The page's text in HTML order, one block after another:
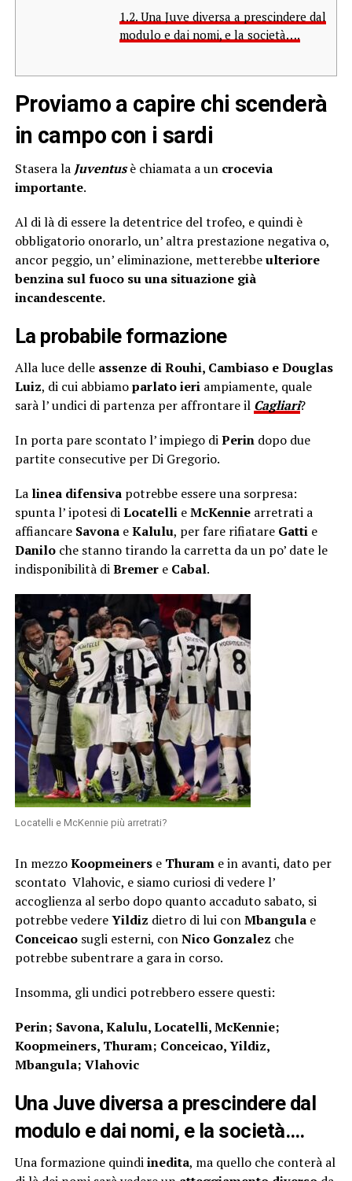
1.2. Una Juve diversa a prescindere dal
modulo e dai nomi, e la società….
Proviamo a capire chi scenderà
in campo con i sardi
Stasera la Juventusè chiamata a un crocevia
importante.
Al di là di essere la detentrice del trofeo, e quindi è
obbligatorio onorarlo, un’ altra prestazione negativa o,
ancor peggio, un’ eliminazione, metterebbeulteriore
benzina sul fuoco su una situazione già
incandescente.
La probabile formazione
Alla luce delle assenze di Rouhi, Cambiaso e Douglas
Luiz, di cui abbiamoparlato ieriampiamente, quale
sarà l’ undici di partenza per affrontare il Cagliari?
In porta pare scontato l’ impiego diPerindopo due
partite consecutive per Di Gregorio.
La linea difensivapotrebbe essere una sorpresa:
spunta l’ ipotesi diLocatellieMcKenniearretrati a
affiancare SavonaeKalulu, per fare rifiatare Gattie
Daniloche stanno tirando la carretta da un po’ date le
indisponibilità diBremere Cabal.
Locatelli e McKennie più arretrati?
In mezzoKoopmeinerse Thurame in avanti, dato per
scontato Vlahovic, e siamo curiosi di vedere l’
accoglienza al serbo dopo quanto accaduto sabato, si
potrebbe vedereYildiz dietro di lui conMbangulae
Conceicaosugli esterni, conNico Gonzalez che
potrebbe subentrare a gara in corso.
Insomma, gli undici potrebbero essere questi:
Perin; Savona, Kalulu, Locatelli, McKennie;
Koopmeiners, Thuram; Conceicao, Yildiz,
Mbangula; Vlahovic
Una Juve diversa a prescindere dal
modulo e dai nomi, e la società….
Una formazione quindiinedita, ma quello che conterà al